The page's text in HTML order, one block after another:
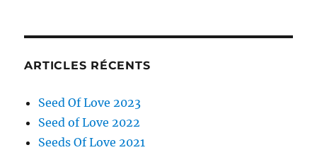
ARTICLES RÉCENTS
Seed Of Love 2023
Seed of Love 2022
Seeds Of Love 2021